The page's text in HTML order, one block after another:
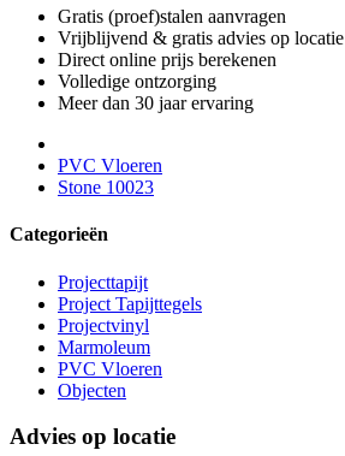
Gratis (proef)stalen aanvragen
Vrijblijvend & gratis advies op locatie
Direct online prijs berekenen
Volledige ontzorging
Meer dan 30 jaar ervaring
PVC Vloeren
Stone 10023
Categorieën
Projecttapijt
Project Tapijttegels
Projectvinyl
Marmoleum
PVC Vloeren
Objecten
Advies op locatie